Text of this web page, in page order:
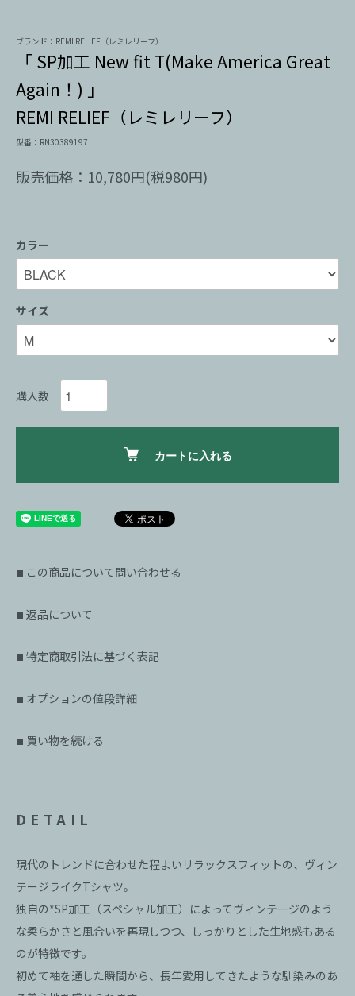
ブランド：REMI RELIEF（レミレリーフ）
「 SP加工 New fit T(Make America Great
Again！) 」
REMI RELIEF（レミレリーフ）
型番：RN30389197
販売価格：10,780円(税980円)
カラー
サイズ
購入数
カートに入れる
■ この商品について問い合わせる
■ 返品について
■ 特定商取引法に基づく表記
■ オプションの値段詳細
■ 買い物を続ける
DETAIL
現代のトレンドに合わせた程よいリラックスフィットの、ヴィン
テージライクTシャツ。
独自の*SP加工（スペシャル加工）によってヴィンテージのよう
な柔らかさと風合いを再現しつつ、しっかりとした生地感もある
のが特徴です。
初めて袖を通した瞬間から、長年愛用してきたような馴染みのあ